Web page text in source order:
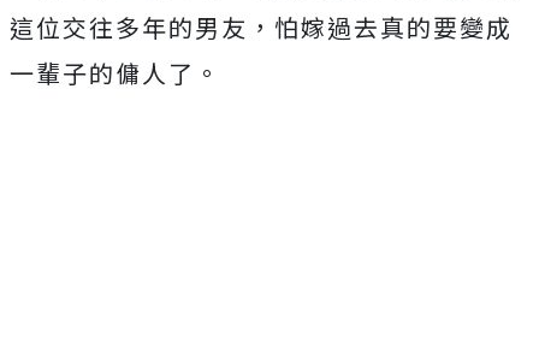
這位交往多年的男友，怕嫁過去真的要變成
一輩子的傭人了。